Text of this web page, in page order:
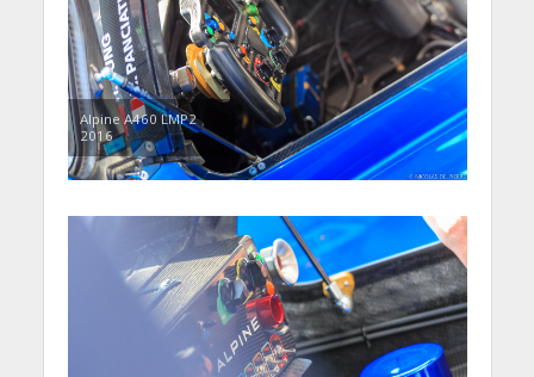
Alpine A460 LMP2
2016